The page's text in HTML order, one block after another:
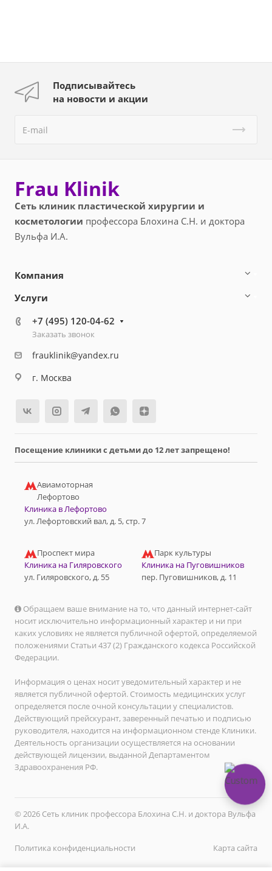
Подписывайтесь
на новости и акции
Frau Klinik
Сеть клиник пластической хирургии и
косметологии профессора Блохина С.Н. и доктора
Вульфа И.А.
Компания
Услуги
+7 (495) 120-04-62
Заказать звонок
frauklinik@yandex.ru
г. Москва
Посещение клиники с детьми до 12 лет запрещено!
Авиамоторная
Лефортово
Клиника в Лефортово
ул. Лефортовский вал, д. 5, стр. 7
Проспект мира
Клиника на Гиляровского
ул. Гиляровского, д. 55
Парк культуры
Клиника на Пуговишников
пер. Пуговишников, д. 11
Обращаем ваше внимание на то, что данный интернет-сайт
носит исключительно информационный характер и ни при
каких условиях не является публичной офертой, определяемой
положениями Статьи 437 (2) Гражданского кодекса Российской
Федерации.
Информация о ценах носит уведомительный характер и не
является публичной офертой. Стоимость медицинских услуг
определяется после очной консультации у специалистов.
Действующий прейскурант, заверенный печатью и подписью
руководителя, находится на информационном стенде Клиники.
Деятельность организации осуществляется на основании
действующей лицензии, выданной Департаментом
Здравоохранения РФ.
© 2026 Сеть клиник профессора Блохина С.Н. и доктора Вульфа
И.А.
Политика конфиденциальности
Карта сайта